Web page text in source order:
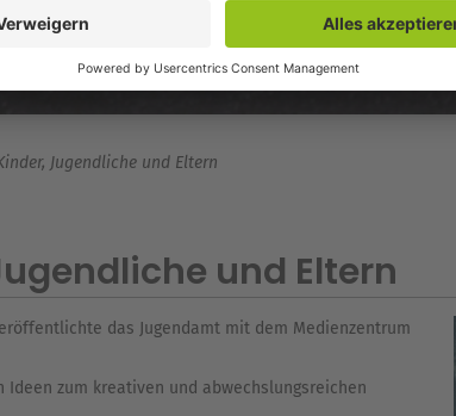
Jugendliche und Eltern
und Eltern
das Jugendamt mit dem Medienzentrum
zum kreativen und abwechslungsreichen